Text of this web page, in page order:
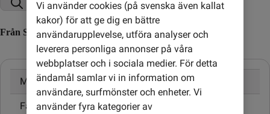
Från Sverige till Albanien (till utländskt nummer)
Mobil 9,00 kr/min
Fast telefon
Vi använder cookies (på svenska även kallat
kakor) för att ge dig en bättre
användarupplevelse, utföra analyser och
leverera personliga annonser på våra
webbplatser och i sociala medier. För detta
ändamål samlar vi in information om
användare, surfmönster och enheter. Vi
använder fyra kategorier av